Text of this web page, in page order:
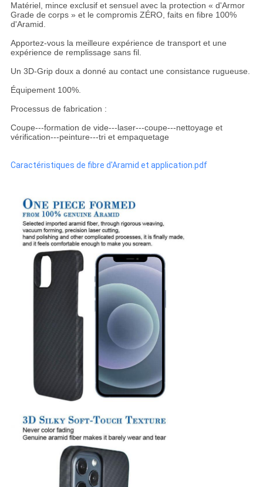
Matériel, mince exclusif et sensuel avec la protection « d'Armor
Grade de corps » et le compromis ZÉRO, faits en fibre 100%
d'Aramid.
Apportez-vous la meilleure expérience de transport et une
expérience de remplissage sans fil.
Un 3D-Grip doux a donné au contact une consistance rugueuse.
Équipement 100%.
Processus de fabrication :
Coupe---formation de vide---laser---coupe---nettoyage et
vérification---peinture---tri et empaquetage
Caractéristiques de fibre d'Aramid et application.pdf